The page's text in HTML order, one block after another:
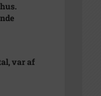
var af